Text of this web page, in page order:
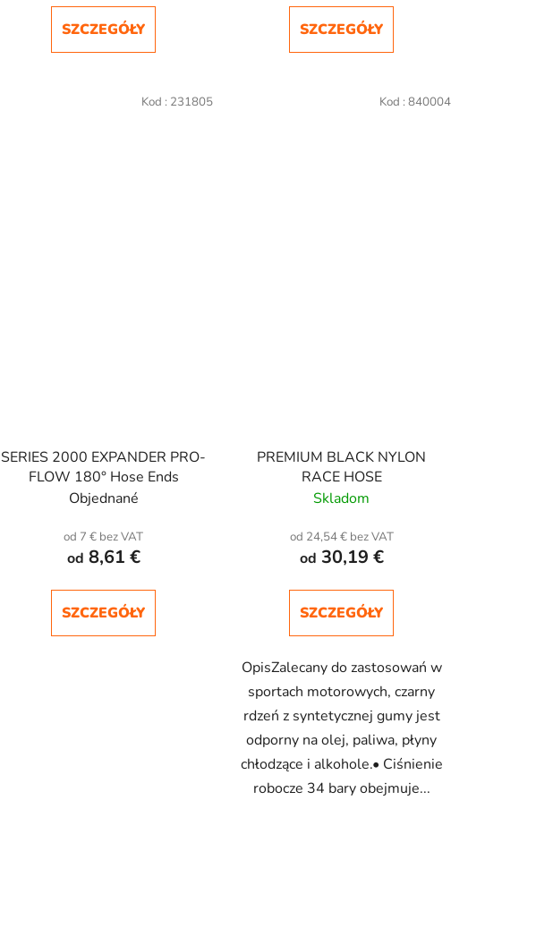
SZCZEGÓŁY SZCZEGÓŁY
SERIES 2000 EXPANDER PRO-
FLOW 180° Hose Ends
Objednané
od 7 € bez VAT
od 8,61 €
SZCZEGÓŁY
Kod : 231805
PREMIUM BLACK NYLON
RACE HOSE
Skladom
od 24,54 € bez VAT
od 30,19 €
SZCZEGÓŁY
OpisZalecany do zastosowań w
sportach motorowych, czarny
rdzeń z syntetycznej gumy jest
odporny na olej, paliwa, płyny
chłodzące i alkohole.• Ciśnienie
robocze 34 bary obejmuje...
Kod : 840004